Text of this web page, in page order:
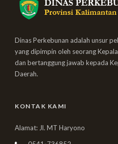
Dinas Perkebunan adalah unsur
yang dipimpin oleh seorang
dan bertanggung jawab kepada
Daerah.
KONTAK KAMI
Alamat: Jl. MT Haryono